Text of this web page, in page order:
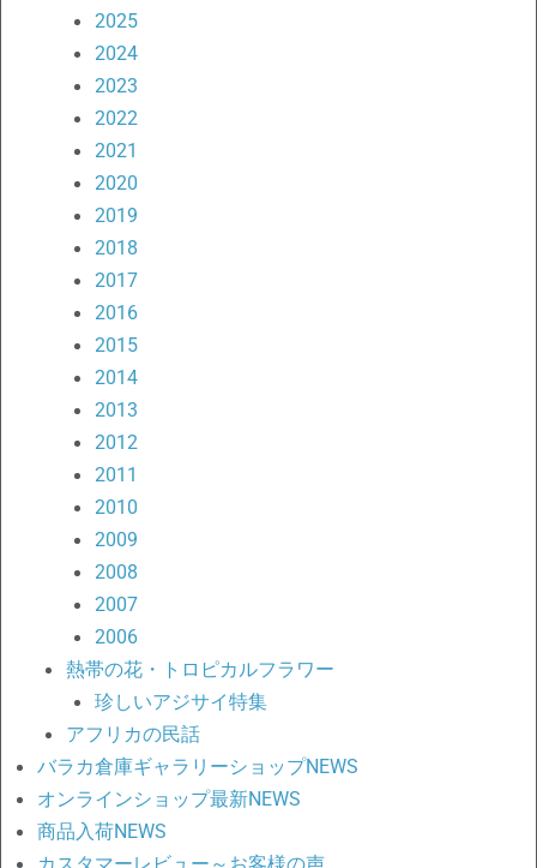
2025
2024
2023
2022
2021
2020
2019
2018
2017
2016
2015
2014
2013
2012
2011
2010
2009
2008
2007
2006
熱帯の花・トロピカルフラワー
珍しいアジサイ特集
アフリカの民話
バラカ倉庫ギャラリーショップNEWS
オンラインショップ最新NEWS
商品入荷NEWS